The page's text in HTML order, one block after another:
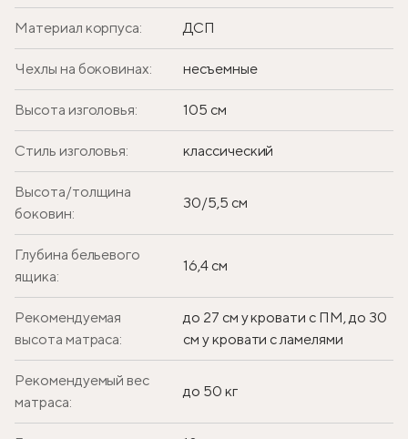
Материал корпуса: ДСП
Чехлы на боковинах: несъемные
Высота изголовья: 105 см
Стиль изголовья: классический
Высота/толщина
боковин:
30/5,5 см
Глубина бельевого
ящика:
16,4 см
Рекомендуемая
высота матраса:
до 27 см у кровати с ПМ, до 30
см у кровати с ламелями
Рекомендуемый вес
матраса:
до 50 кг